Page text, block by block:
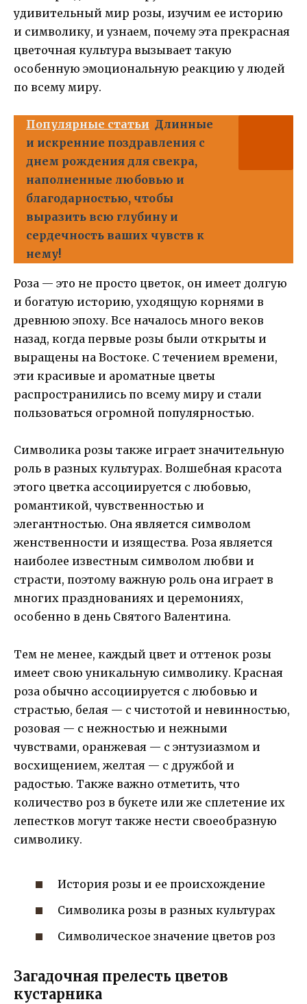
удивительный мир розы, изучим ее историю
и символику, и узнаем, почему эта прекрасная
цветочная культура вызывает такую
особенную эмоциональную реакцию у людей
по всему миру.
Популярные статьи Длинные
и искренние поздравления с
днем рождения для свекра,
наполненные любовью и
благодарностью, чтобы
выразить всю глубину и
сердечность ваших чувств к
нему!
Роза — это не просто цветок, он имеет долгую
и богатую историю, уходящую корнями в
древнюю эпоху. Все началось много веков
назад, когда первые розы были открыты и
выращены на Востоке. С течением времени,
эти красивые и ароматные цветы
распространились по всему миру и стали
пользоваться огромной популярностью.
Символика розы также играет значительную
роль в разных культурах. Волшебная красота
этого цветка ассоциируется с любовью,
романтикой, чувственностью и
элегантностью. Она является символом
женственности и изящества. Роза является
наиболее известным символом любви и
страсти, поэтому важную роль она играет в
многих празднованиях и церемониях,
особенно в день Святого Валентина.
Тем не менее, каждый цвет и оттенок розы
имеет свою уникальную символику. Красная
роза обычно ассоциируется с любовью и
страстью, белая — с чистотой и невинностью,
розовая — с нежностью и нежными
чувствами, оранжевая — с энтузиазмом и
восхищением, желтая — с дружбой и
радостью. Также важно отметить, что
количество роз в букете или же сплетение их
лепестков могут также нести своеобразную
символику.
История розы и ее происхождение
Символика розы в разных культурах
Символическое значение цветов роз
Загадочная прелесть цветов
кустарника